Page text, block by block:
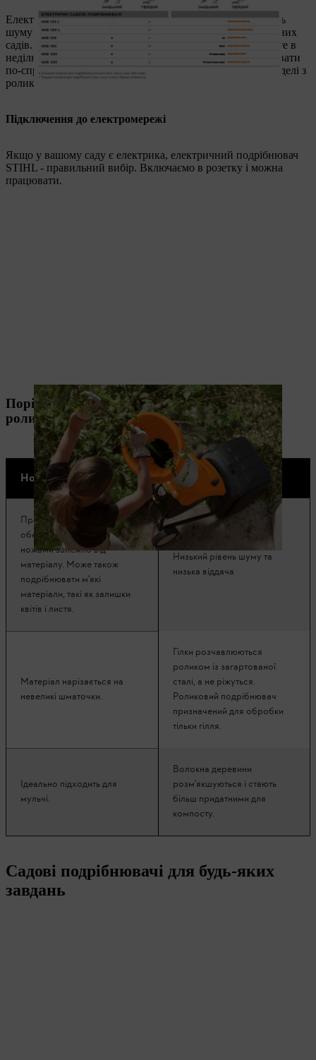
Електричні подрібнювачі мають особливо низький рівень
шуму і тому, швидше за все, рекомендуються для приватних
садів. Тим не менш, переконайтеся, що ви не подрібнюєте в
неділю або державні свята. Якщо ви хочете використовувати
по-справжньому тихий подрібнювач, ми пропонуємо моделі з
роликовим механізмом подрібнення.
Підключення до електромережі
Якщо у вашому саду є електрика, електричний подрібнювач
STIHL - правильний вибір. Включаємо в розетку і можна
працювати.
Порівняння подрібнювачів з ножовим та
роликовим механізмом
Ножовий механізм Роликовий механізм
Працює з швидко
обертовими та різними
ножами залежно від
матеріалу. Може також
подрібнювати м'які
матеріали, такі як залишки
квітів і листя.
Низький рівень шуму та
низька віддача
Матеріал нарізається на
невеликі шматочки.
Гілки розчавлюються
роликом із загартованої
сталі, а не ріжуться.
Роликовий подрібнювач
призначений для обробки
тільки гілля.
Ідеально підходить для
мульчі.
Волокна деревини
розм'якшуються і стають
більш придатними для
компосту.
Садові подрібнювачі для будь-яких
завдань